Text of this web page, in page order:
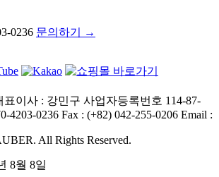
0236 문의하기 →
표이사 : 강민구 사업자등록번호 114-87-
4203-0236 Fax : (+82) 042-255-0206 Email :
All Rights Reserved.
8월 8일